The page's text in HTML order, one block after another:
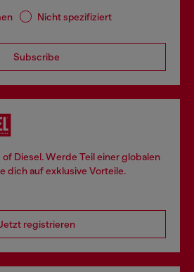
Nicht spezifiziert
Subscribe
Diesel. Werde Teil einer globalen
dich auf exklusive Vorteile.
registrieren